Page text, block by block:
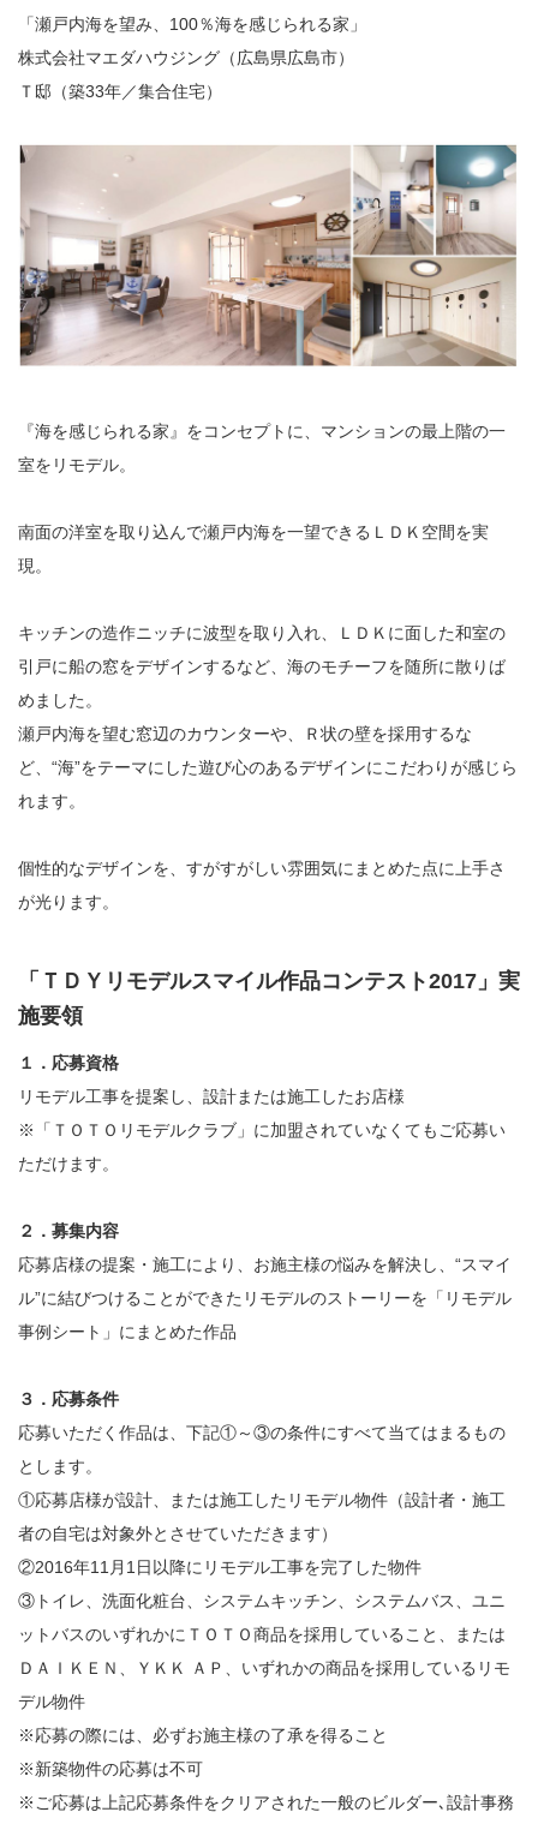
「瀬戸内海を望み、100％海を感じられる家」
株式会社マエダハウジング（広島県広島市）
Ｔ邸（築33年／集合住宅）
『海を感じられる家』をコンセプトに、マンションの最上階の一
室をリモデル。
南面の洋室を取り込んで瀬戸内海を一望できるＬＤＫ空間を実
現。
キッチンの造作ニッチに波型を取り入れ、ＬＤＫに面した和室の
引戸に船の窓をデザインするなど、海のモチーフを随所に散りば
めました。
瀬戸内海を望む窓辺のカウンターや、Ｒ状の壁を採用するな
ど、“海”をテーマにした遊び心のあるデザインにこだわりが感じら
れます。
個性的なデザインを、すがすがしい雰囲気にまとめた点に上手さ
が光ります。
「ＴＤＹリモデルスマイル作品コンテスト2017」実
施要領
１．応募資格
リモデル工事を提案し、設計または施工したお店様
※「ＴＯＴＯリモデルクラブ」に加盟されていなくてもご応募い
ただけます。
２．募集内容
応募店様の提案・施工により、お施主様の悩みを解決し、“スマイ
ル”に結びつけることができたリモデルのストーリーを「リモデル
事例シート」にまとめた作品
３．応募条件
応募いただく作品は、下記①～③の条件にすべて当てはまるもの
とします。
①応募店様が設計、または施工したリモデル物件（設計者・施工
者の自宅は対象外とさせていただきます）
②2016年11月1日以降にリモデル工事を完了した物件
③トイレ、洗面化粧台、システムキッチン、システムバス、ユニ
ットバスのいずれかにＴＯＴＯ商品を採用していること、または
ＤＡＩＫＥＮ、ＹＫＫ ＡＰ、いずれかの商品を採用しているリモ
デル物件
※応募の際には、必ずお施主様の了承を得ること
※新築物件の応募は不可
※ご応募は上記応募条件をクリアされた一般のビルダー､設計事務